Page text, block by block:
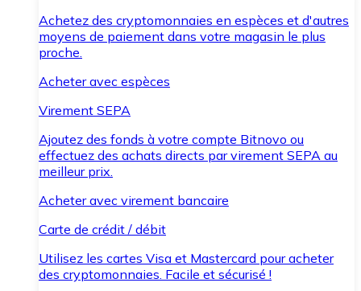
Achetez des cryptomonnaies en espèces et d'autres
moyens de paiement dans votre magasin le plus
proche.
Acheter avec espèces
Virement SEPA
Ajoutez des fonds à votre compte Bitnovo ou
effectuez des achats directs par virement SEPA au
meilleur prix.
Acheter avec virement bancaire
Carte de crédit / débit
Utilisez les cartes Visa et Mastercard pour acheter
des cryptomonnaies. Facile et sécurisé !